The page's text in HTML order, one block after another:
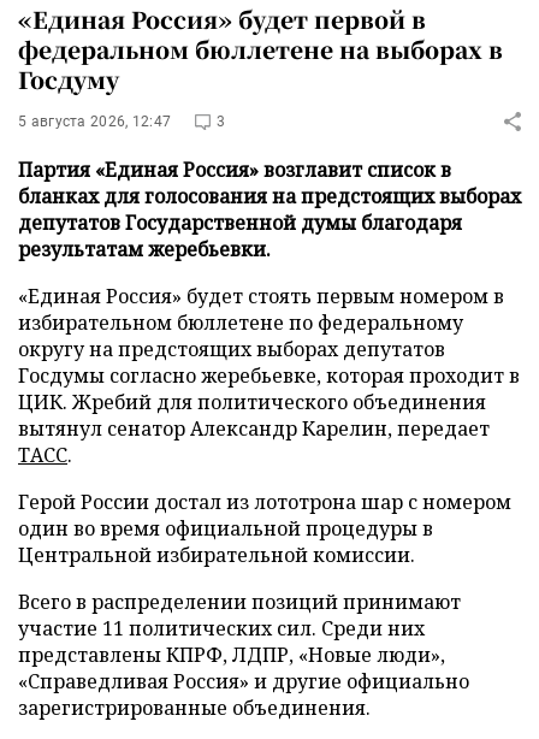
«Единая Россия» будет первой в
федеральном бюллетене на выборах в
Госдуму
5 августа 2026, 12:47 3
Партия «Единая Россия» возглавит список в
бланках для голосования на предстоящих выборах
депутатов Государственной думы благодаря
результатам жеребьевки.
«Единая Россия» будет стоять первым номером в
избирательном бюллетене по федеральному
округу на предстоящих выборах депутатов
Госдумы согласно жеребьевке, которая проходит в
ЦИК. Жребий для политического объединения
вытянул сенатор Александр Карелин, передает
ТАСС.
Герой России достал из лототрона шар с номером
один во время официальной процедуры в
Центральной избирательной комиссии.
Всего в распределении позиций принимают
участие 11 политических сил. Среди них
представлены КПРФ, ЛДПР, «Новые люди»,
«Справедливая Россия» и другие официально
зарегистрированные объединения.